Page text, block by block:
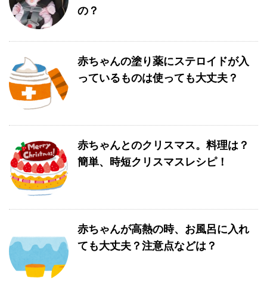
の？
赤ちゃんの塗り薬にステロイドが入
っているものは使っても大丈夫？
赤ちゃんとのクリスマス。料理は？
簡単、時短クリスマスレシピ！
赤ちゃんが高熱の時、お風呂に入れ
ても大丈夫？注意点などは？